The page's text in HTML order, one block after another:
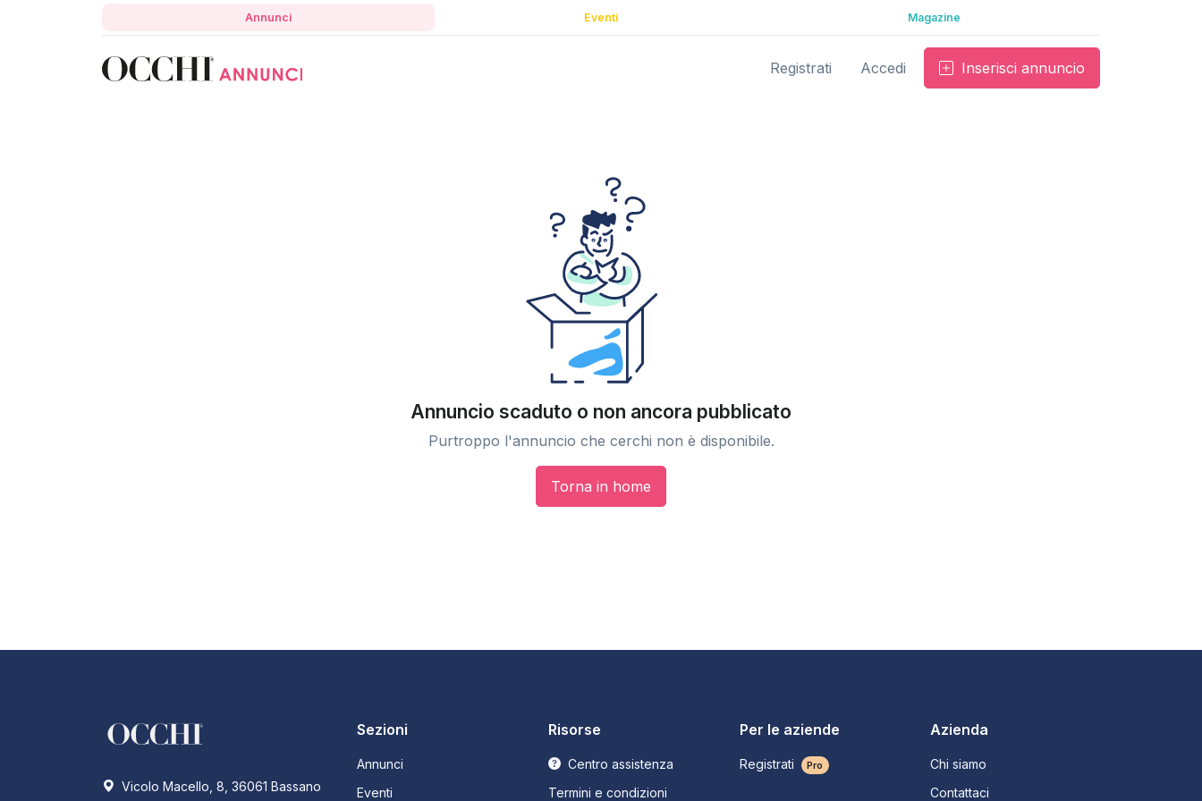
Annunci Eventi Magazine
Registrati Accedi Inserisci annuncio
Annuncio scaduto o non ancora pubblicato
Purtroppo l'annuncio che cerchi non è disponibile.
Torna in home
Vicolo Macello, 8, 36061 Bassano
Sezioni
Annunci
Eventi
Risorse
Centro assistenza
Termini e condizioni
Per le aziende
Registrati Pro
Azienda
Chi siamo
Contattaci